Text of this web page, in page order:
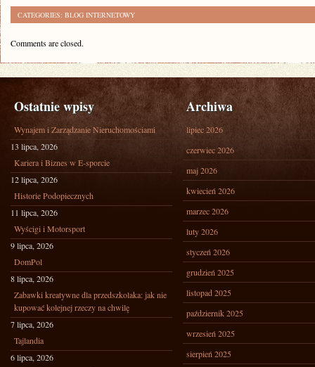
CATEGORIES: BLOG INTERNETOWY
Comments are closed.
Ostatnie wpisy
Wynajem i Zarządzanie Nieruchomościami
13 lipca, 2026
Kariera i Biznes w E-sporcie
12 lipca, 2026
Historie Podopiecznych
11 lipca, 2026
Wyścigi i Motorsport
9 lipca, 2026
DomPol
8 lipca, 2026
Zabawki kreatywne dla przedszkolaka: jak nie
kupować kolejnej rzeczy na chwilę
7 lipca, 2026
Tajlandia
6 lipca, 2026
Archiwa
lipiec 2026
czerwiec 2026
maj 2026
kwiecień 2026
marzec 2026
luty 2026
styczeń 2026
grudzień 2025
listopad 2025
październik 2025
wrzesień 2025
sierpień 2025